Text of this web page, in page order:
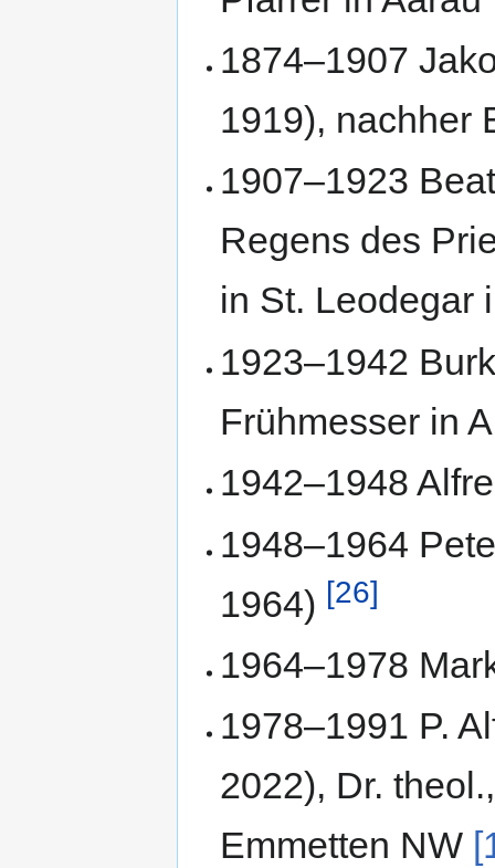
1874–1907
1919), nachher
1907–1923
Regens des
in St. Leodegar
1923–1942
Frühmesser in
1942–1948
1948–1964
1964) [26]
1964–1978
1978–1991 P.
2022), Dr.
Emmetten NW